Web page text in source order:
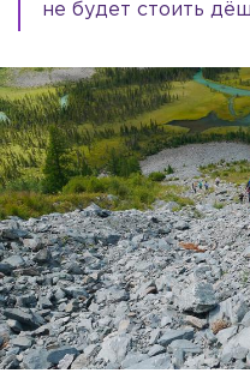
не будет стоить